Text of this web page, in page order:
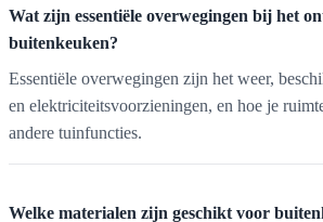
Wat zijn essentiële overwegingen bij het
buitenkeuken?
Essentiële overwegingen zijn het weer,
en elektriciteitsvoorzieningen, en hoe je
andere tuinfuncties.
Welke materialen zijn geschikt voor